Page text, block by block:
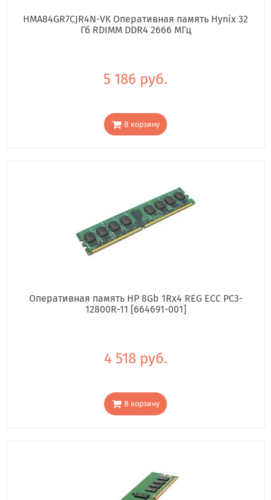
HMA84GR7CJR4N-VK Оперативная память Hynix 32
Гб RDIMM DDR4 2666 МГц
5 186 руб.
В корзину
Оперативная память HP 8Gb 1Rx4 REG ECC PC3-
12800R-11 [664691-001]
4 518 руб.
В корзину